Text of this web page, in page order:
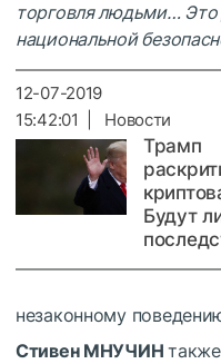
торговля людьми… Это
национальной
12-07-2019
15:42:01 | Новости
Трамп
Будут
незаконному
Стивен МНУЧИН